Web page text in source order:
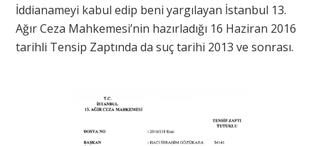
İddianameyi kabul edip beni yargılayan İstanbul 13.
Ağır Ceza Mahkemesi’nin hazırladığı 16 Haziran 2016
tarihli Tensip Zaptında da suç tarihi 2013 ve sonrası.